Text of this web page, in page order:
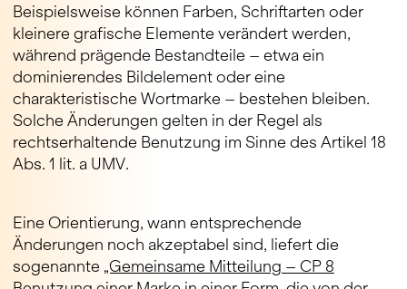
Beispielsweise können Farben, Schriftarten oder
kleinere grafische Elemente verändert werden,
während prägende Bestandteile – etwa ein
dominierendes Bildelement oder eine
charakteristische Wortmarke – bestehen bleiben.
Solche Änderungen gelten in der Regel als
rechtserhaltende Benutzung im Sinne des Artikel 18
Abs. 1 lit. a UMV.
Eine Orientierung, wann entsprechende
Änderungen noch akzeptabel sind, liefert die
sogenannte „Gemeinsame Mitteilung – CP 8